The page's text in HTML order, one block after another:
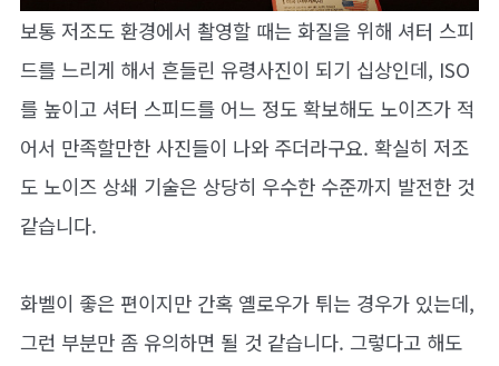
보통 저조도 환경에서 촬영할 때는 화질을 위해 셔터 스피
드를 느리게 해서 흔들린 유령사진이 되기 십상인데, ISO
를 높이고 셔터 스피드를 어느 정도 확보해도 노이즈가 적
어서 만족할만한 사진들이 나와 주더라구요. 확실히 저조
도 노이즈 상쇄 기술은 상당히 우수한 수준까지 발전한 것
같습니다.
화벨이 좋은 편이지만 간혹 옐로우가 튀는 경우가 있는데,
그런 부분만 좀 유의하면 될 것 같습니다. 그렇다고 해도